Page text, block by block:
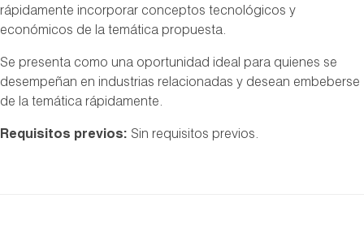
rápidamente incorporar conceptos tecnológicos y
económicos de la temática propuesta.
Se presenta como una oportunidad ideal para quienes se
desempeñan en industrias relacionadas y desean embeberse
de la temática rápidamente.
Requisitos previos: Sin requisitos previos.